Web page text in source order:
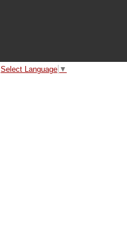
Select Language ▼